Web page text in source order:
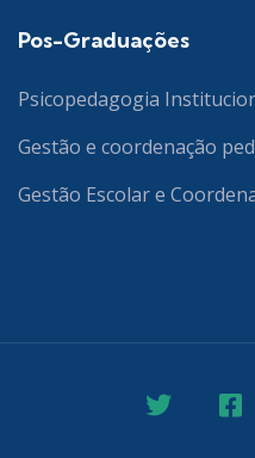
Pos-Graduações
Psicopedagogia
Gestão e coordenação
Gestão Escolar e